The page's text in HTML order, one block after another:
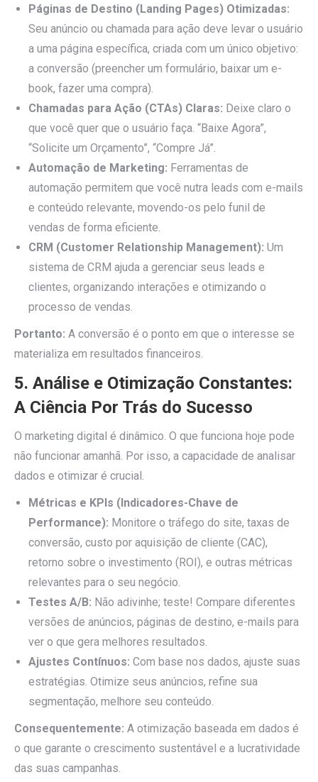
Páginas de Destino (Landing Pages) Otimizadas:
Seu anúncio ou chamada para ação deve levar o usuário
a uma página específica, criada com um único objetivo:
a conversão (preencher um formulário, baixar um e-
book, fazer uma compra).
Chamadas para Ação (CTAs) Claras: Deixe claro o
que você quer que o usuário faça. “Baixe Agora”,
“Solicite um Orçamento”, “Compre Já”.
Automação de Marketing: Ferramentas de
automação permitem que você nutra leads com e-mails
e conteúdo relevante, movendo-os pelo funil de
vendas de forma eficiente.
CRM (Customer Relationship Management): Um
sistema de CRM ajuda a gerenciar seus leads e
clientes, organizando interações e otimizando o
processo de vendas.
Portanto: A conversão é o ponto em que o interesse se
materializa em resultados financeiros.
5. Análise e Otimização Constantes:
A Ciência Por Trás do Sucesso
O marketing digital é dinâmico. O que funciona hoje pode
não funcionar amanhã. Por isso, a capacidade de analisar
dados e otimizar é crucial.
Métricas e KPIs (Indicadores-Chave de
Performance): Monitore o tráfego do site, taxas de
conversão, custo por aquisição de cliente (CAC),
retorno sobre o investimento (ROI), e outras métricas
relevantes para o seu negócio.
Testes A/B: Não adivinhe; teste! Compare diferentes
versões de anúncios, páginas de destino, e-mails para
ver o que gera melhores resultados.
Ajustes Contínuos: Com base nos dados, ajuste suas
estratégias. Otimize seus anúncios, refine sua
segmentação, melhore seu conteúdo.
Consequentemente: A otimização baseada em dados é
o que garante o crescimento sustentável e a lucratividade
das suas campanhas.